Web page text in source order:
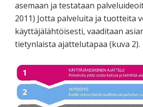
asemaan ja testataan
2011) Jotta palveluita ja tuotteita
käyttäjälähtöisesti, vaaditaan
tietynlaista ajattelutapaa (kuva 2).